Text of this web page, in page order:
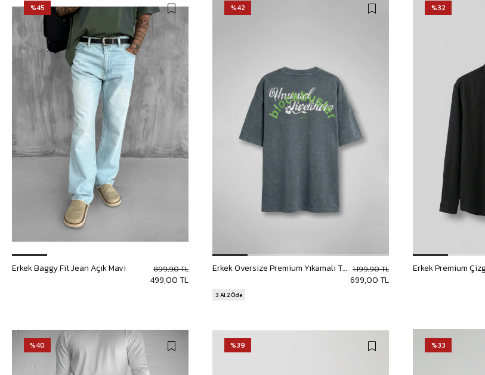
%45
Erkek Baggy Fit Jean Açık Mavi
499,00 TL
899,90 TL
%42
Erkek Oversize Premium Yıkamalı T-Shirt Füme
699,00 TL
1.199,90 TL
3 Al 2 Öde
%32
%40 %39 %33